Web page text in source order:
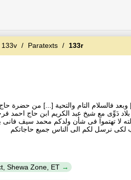
133v Paratexts 133r
وبعد فالسلام التام والتحية [...] من
دَوِّى مع شيخ عبد الكريم ابن حاج احمد
لا تهتموا فى شأن ولدكم محمد سيف فانى
لكى نرسل لكم الى الناس جميع حاجاتكم
Shewa Zone, ET